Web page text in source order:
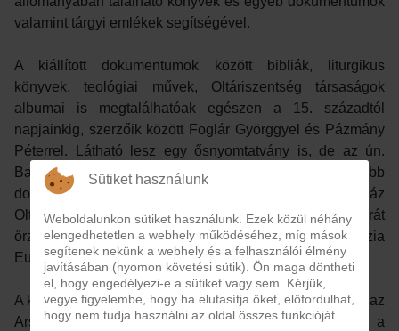
valamint tárgyi emlékek segítségével.
A kiállított dokumentumok között bibliák, liturgikus
könyvek, teológiai művek, Oltáriszentség társaságok
albumai is megtalálhatóak egészen a 15. századtól
napjainkig, szerzőik között Foglár Györggyel és Pázmány
Péterrel. Látható lesz egy ősnyomtatvány is, de az ún.
Barkóczy – Album is, mely a könyvtár egyik legszebb
dokumentuma. Ez a kötet az egri székesegyház
Oltáriszentség imádására alakult társulatának névsorát
őrzi 1757-től 1803-ig vörös bőrkötésben és Mária Terézia
Eucharisztia tiszteletének egyik legszebb emléke.
A kiállítás a Nemzetközi Eucharisztikus Kongresszus és az
Ars Sacra Fesztivál ideje alatt (szeptember 6-12.) a
Sütiket használunk
Weboldalunkon sütiket használunk. Ezek közül néhány
elengedhetetlen a webhely működéséhez, míg mások
segítenek nekünk a webhely és a felhasználói élmény
javításában (nyomon követési sütik). Ön maga döntheti
el, hogy engedélyezi-e a sütiket vagy sem. Kérjük,
vegye figyelembe, hogy ha elutasítja őket, előfordulhat,
hogy nem tudja használni az oldal összes funkcióját.